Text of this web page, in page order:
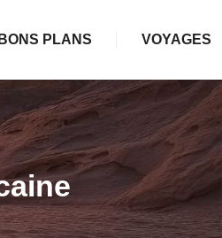
BONS PLANS VOYAGES